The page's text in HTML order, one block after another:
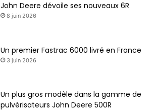
John Deere dévoile ses nouveaux 6R
8 juin 2026
Un premier Fastrac 6000 livré en France
3 juin 2026
Un plus gros modèle dans la gamme de
pulvérisateurs John Deere 500R